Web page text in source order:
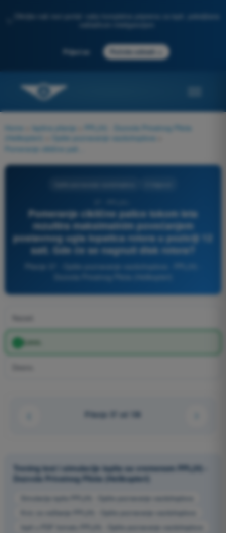
Otkrijte naš novi portal: vaša kompletna priprema za ispit, poboljšana
Prijavi se Počnite odmah
Home Ispitna pitanja
PPL(H) - Dozvola Privatnog Pilota
(Helikopteri)
Opšte poznavanje vazduhoplova
Pomeranje ciklične palice tokom leta
rezultira maksimalnim povećanjem
postavnog ugla lopatica rotora u poziciji 12
sati. Gde će se nagnuti disk rotora?
Levo.
Pitanje 37 od 136
Trening test i simulacije ispita sa vremenom PPL(H) -
Dozvola Privatnog Pilota (Helikopteri)
Simulacija ispita PPL(H) - Opšte poznavanje vazduhoplova
Kviz za vežbanje PPL(H) - Opšte poznavanje vazduhoplova
Ispit u PDF formatu PPL(H) - Opšte poznavanje vazduhoplova